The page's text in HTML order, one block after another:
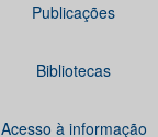
Publicações
Bibliotecas
Acesso à informação